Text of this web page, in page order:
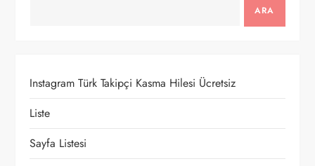
i
n
ARA
Instagram Türk Takipçi Kasma Hilesi Ücretsiz
Liste
Sayfa Listesi